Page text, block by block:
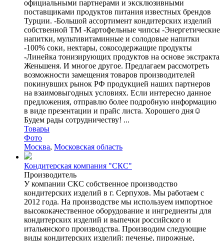
официальными партнерами и эксклюзивными
поставщиками продуктов питания известных брендов
Турции. -Большой ассортимент кондитерских изделий
собственной ТМ -Картофельные чипсы -Энергетические
напитки, мультивитаминные и солодовые напитки
-100% соки, нектары, сокосодержащие продукты
-Линейка тонизирующих продуктов на основе экстракта
Женьшеня. И многое другое. Предлагаем рассмотреть
возможности замещения товаров производителей
покинувших рынок РФ продукцией наших партнеров
на взаимовыгодных условиях. Если интересно данное
предложения, отправлю более подробную информацию
в виде презентации и прайс листа. Хорошего дня☺️
Будем рады сотрудничеству! ...
Товары
Фото
Москва, Московская область
Кондитерская компания "СКС"
Производитель
У компании СКС собственное производство
кондитерских изделий в г. Серпухов. Мы работаем с
2012 года. На производстве мы используем импортное
высококачественное оборудование и ингредиенты для
кондитерских изделий и выпечки российского и
итальянского производства. Производим следующие
виды кондитерских изделий: печенье, пирожные,